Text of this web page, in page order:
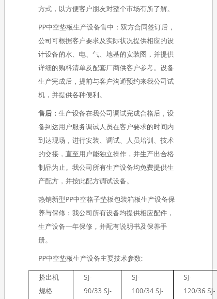
方式，以方便客户朋友对整个市场有所了解。
PP中空垫板生产设备售中：双方合同签订后，
公司可根据客户要求及实际状况提供相应的设
计设备的水、电、气、地基的安装图，并提供
详细的购料清单及配套厂商供客户参考。设备
生产完成后，提前与客户沟通预约来我公司试
机，并提供各种便利。
售后： 生产设备在我公司调试完成合格后，设
备到达用户服务调试人员在客户要求的时间内
到达现场，进行安装、调试、人员培训、技术
的交接，直至用户能独立操作，并生产出合格
制品为止。我公司所有生产设备均免费提供生
产配方，并按此配方调试设备。
热销新型PP中空格子垫板包装箱板生产设备保
养与保修：我公司所有设备均提供相应配件，
生产设备一年保修，并配有说明书及保养手
册。
PP中空垫板生产设备主要技术参数:
挤出机
规格
SJ-
90/33 SJ-
SJ-
100/34 SJ-
SJ-
120/36 SJ-